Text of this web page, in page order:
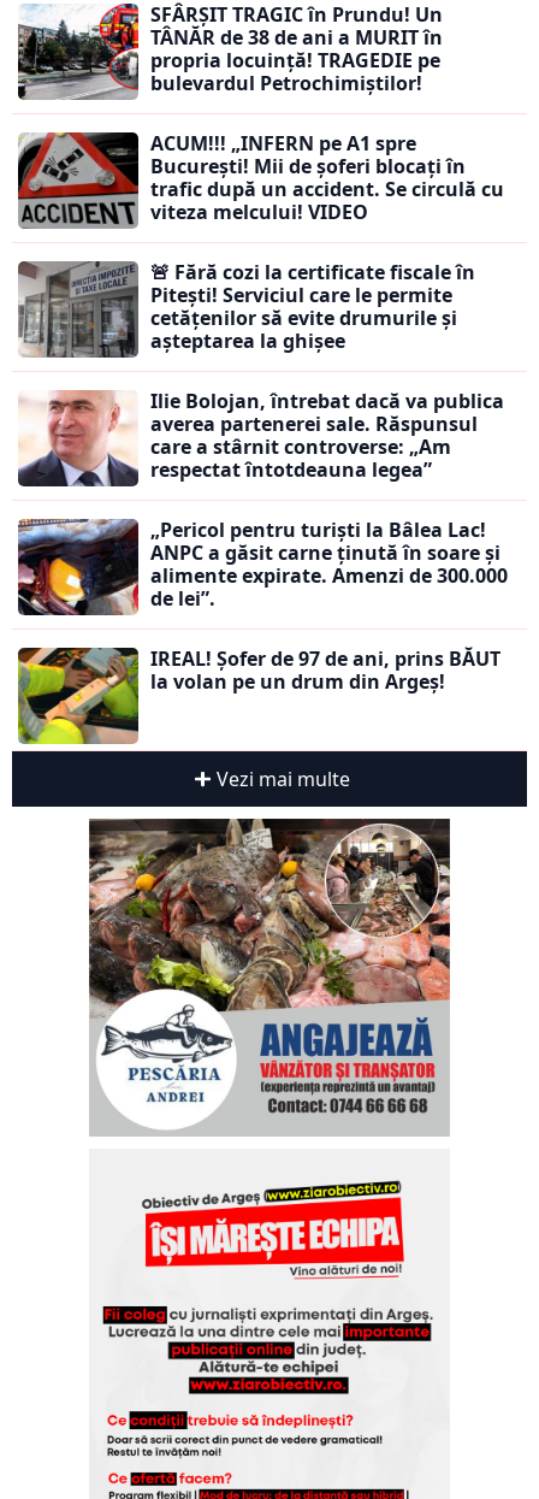
SFÂRȘIT TRAGIC în Prundu! Un
TÂNĂR de 38 de ani a MURIT în
propria locuință! TRAGEDIE pe
bulevardul Petrochimiștilor!
ACUM!!! „INFERN pe A1 spre
București! Mii de șoferi blocați în
trafic după un accident. Se circulă cu
viteza melcului! VIDEO
🚨 Fără cozi la certificate fiscale în
Pitești! Serviciul care le permite
cetățenilor să evite drumurile și
așteptarea la ghișee
Ilie Bolojan, întrebat dacă va publica
averea partenerei sale. Răspunsul
care a stârnit controverse: „Am
respectat întotdeauna legea”
„Pericol pentru turiști la Bâlea Lac!
ANPC a găsit carne ținută în soare și
alimente expirate. Amenzi de 300.000
de lei”.
IREAL! Șofer de 97 de ani, prins BĂUT
la volan pe un drum din Argeș!
Vezi mai multe